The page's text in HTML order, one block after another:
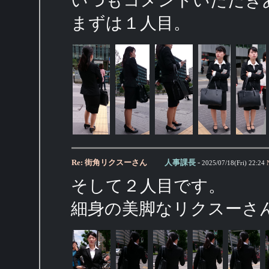
まずは１人目。
Re: 街角リクスーさん 人事課長 - 2025/07/18(Fri) 22:24
そして２人目です。
細身の美脚なリクスーさ